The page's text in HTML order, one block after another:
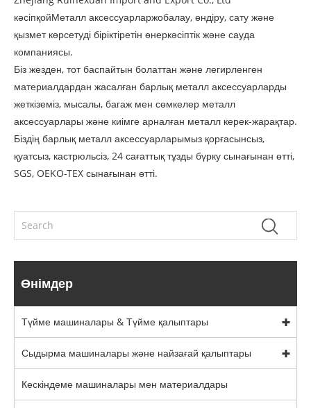
кәсіпқойМеталл аксессуарларжобалау, өндіру, сату және
қызмет көрсетуді біріктіретін өнеркәсіптік және сауда
компаниясы.
Біз жезден, тот баспайтын болаттан және легирленген
материалдардан жасалған барлық металл аксессуарларды
жеткіземіз, мысалы, багаж мен сөмкелер металл
аксессуарлары және киімге арналған металл керек-жарақтар.
Біздің барлық металл аксессуарларымыз қорғасынсыз,
қуатсыз, кастрюльсіз, 24 сағаттық тұзды бүрку сынағынан өтті,
SGS, OEKO-TEX сынағынан өтті.
Өнімдер
Түйме машиналары & Түйме қалыптары
Сыдырма машиналары және найзағай қалыптары
Кескіндеме машиналары мен материалдары